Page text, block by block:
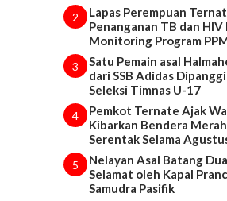
2
Lapas Perempuan
Penanganan TB dan
Monitoring Program
3
Satu Pemain asal
dari SSB Adidas
Seleksi Timnas U-17
4
Pemkot Ternate Ajak
Kibarkan Bendera
Serentak Selama
5
Nelayan Asal Batang
Selamat oleh Kapal
Samudra Pasifik